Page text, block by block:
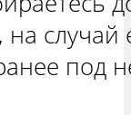
под